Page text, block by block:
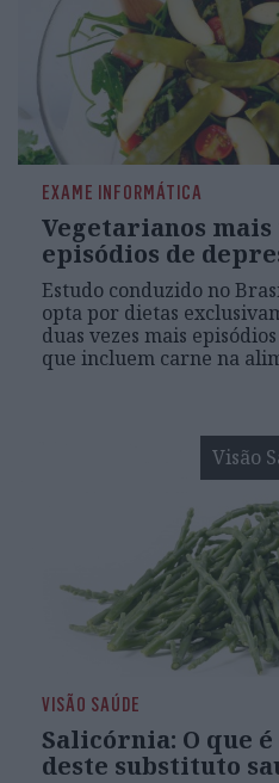
EXAME INFORMÁTICA
Vegetarianos mais
episódios de
Estudo conduzido no
opta por dietas
duas vezes mais
que incluem carne na
Visão
VISÃO SAÚDE
Salicórnia: O que
deste substituto